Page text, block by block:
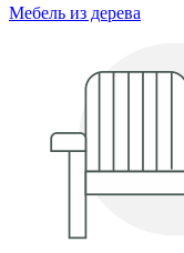
Мебель из дерева